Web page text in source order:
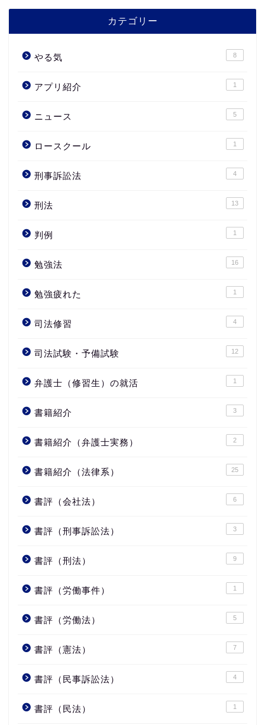
カテゴリー
やる気 8
アプリ紹介 1
ニュース 5
ロースクール 1
刑事訴訟法 4
刑法 13
判例 1
勉強法 16
勉強疲れた 1
司法修習 4
司法試験・予備試験 12
弁護士（修習生）の就活 1
書籍紹介 3
書籍紹介（弁護士実務） 2
書籍紹介（法律系） 25
書評（会社法） 6
書評（刑事訴訟法） 3
書評（刑法） 9
書評（労働事件） 1
書評（労働法） 5
書評（憲法） 7
書評（民事訴訟法） 4
書評（民法） 1